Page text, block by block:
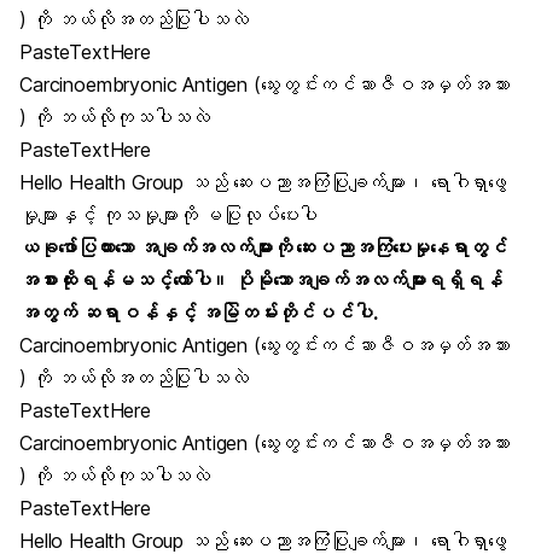
) ကို ဘယ်လိုအတည်ပြုပါသလဲ
PasteTextHere
Carcinoembryonic Antigen (သွေးတွင်းကင်ဆာဇီဝအမှတ်အသား
) ကို ဘယ်လိုကုသပါသလဲ
PasteTextHere
Hello Health Group သည် ဆေးပညာအကြံပြုချက်များ၊ ရောဂါရှာဖွေ
မှုများနှင့် ကုသမှုများကို မပြုလုပ်ပေးပါ
ယခုဖော်ပြထားသော အချက်အလက်များကို ဆေးပညာအကြံပေးမှုနေရာတွင်
အစားထိုးရန်မသင့်တော်ပါ။ ပိုမိုသောအချက်အလက်များရရှိရန်
အတွက် ဆရာဝန်နှင့် အမြဲတမ်းတိုင်ပင်ပါ.
Carcinoembryonic Antigen (သွေးတွင်းကင်ဆာဇီဝအမှတ်အသား
) ကို ဘယ်လိုအတည်ပြုပါသလဲ
PasteTextHere
Carcinoembryonic Antigen (သွေးတွင်းကင်ဆာဇီဝအမှတ်အသား
) ကို ဘယ်လိုကုသပါသလဲ
PasteTextHere
Hello Health Group သည် ဆေးပညာအကြံပြုချက်များ၊ ရောဂါရှာဖွေ